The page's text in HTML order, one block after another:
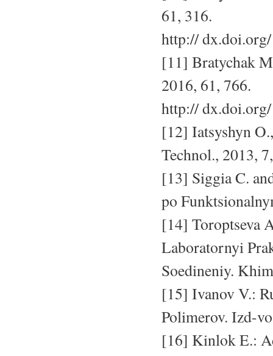
61, 316.
http://
[11] Bratychak
2016, 61, 766.
http://
[12] Iatsyshyn
Technol., 2013,
[13] Siggia C.
po
[14] Toroptseva
Laboratornyi
Soedineniy.
[15] Ivanov V.:
Polimerov. Izd-
[16] Kinlok E.: